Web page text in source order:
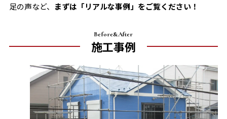
足の声など、 まずは「リアルな事例」をご覧ください！
Before&After
施工事例